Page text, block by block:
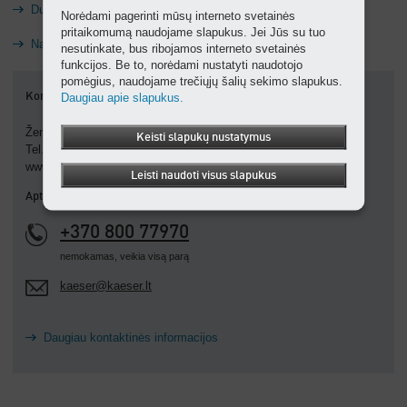
Duomenų apsauga
Naudojimo sąlygos
Kontaktai
Žemdirbių g. 5, LT 70171, Vilkaviškis
Tel.: +370 342 52365
www.kaeser.lt
Aptarnavimo numeris
+370 800 77970
nemokamas, veikia visą parą
kaeser@kaeser.lt
Daugiau kontaktinės informacijos
Norėdami pagerinti mūsų interneto svetainės
pritaikomumą naudojame slapukus. Jei Jūs su tuo
nesutinkate, bus ribojamos interneto svetainės
funkcijos. Be to, norėdami nustatyti naudotojo
pomėgius, naudojame trečiųjų šalių sekimo slapukus.
Daugiau apie slapukus.
Keisti slapukų nustatymus
Leisti naudoti visus slapukus